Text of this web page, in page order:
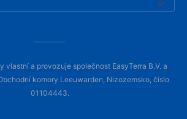
vlastní a provozuje společnost EasyTerra B.V. a
komory Leeuwarden, Nizozemsko, číslo
01104443.